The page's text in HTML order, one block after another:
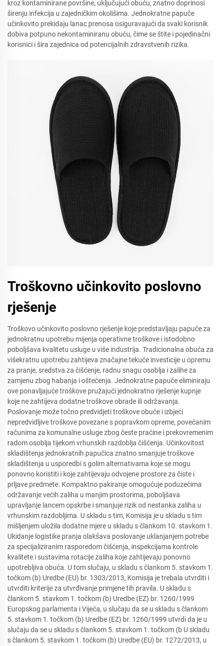
kroz kontaminirane površine, uključujući obuću, znatno doprinosi
širenju infekcija u zajedničkim okolišima. Jednokratne papuče
učinkovito prekidaju lanac prenosa osiguravajući da svaki korisnik
dobiva potpuno nekontaminiranu obuću, čime se štite i pojedinačni
korisnici i šira zajednica od potencijalnih zdravstvenih rizika.
Troškovno učinkovito poslovno
rješenje
Troškovo učinkovito poslovno rješenje koje predstavljaju papuče za
jednokratnu upotrebu mijenja operativne troškove i istodobno
poboljšava kvalitetu usluge u više industrija. Tradicionalna obuća za
višekratnu upotrebu zahtijeva značajne tekuće investicije u opremu
za pranje, sredstva za čišćenje, radnu snagu osoblja i zalihe za
zamjenu zbog habanja i oštećenja. Jednokratne papuče eliminiraju
ove ponavljajuće troškove pružajući jednokratno rješenje kupnje
koje ne zahtijeva dodatne troškove obrade ili održavanja.
Poslovanje može točno predvidjeti troškove obuće i izbjeći
nepredvidljive troškove povezane s popravkom opreme, povećanim
računima za komunalne usluge zbog česte praćine i prekovremenim
radom osoblja tijekom vrhunskih razdoblja čišćenja. Učinkovitost
skladištenja jednokratnih papučica znatno smanjuje troškove
skladištenja u usporedbi s golim alternativama koje se mogu
ponovno koristiti i koje zahtijevaju odvojene prostore za čiste i
prljave predmete. Kompaktno pakiranje omogućuje poduzećima
održavanje većih zaliha u manjim prostorima, poboljšava
upravljanje lancem opskrbe i smanjuje rizik od nestanka zaliha u
vrhunskim razdobljima. U skladu s tim, Komisija je u skladu s tim
mišljenjem uložila dodatne mjere u skladu s člankom 10. stavkom 1.
Ukidanje logistike pranja olakšava poslovanje uklanjanjem potrebe
za specijaliziranim rasporedom čišćenja, inspekcijama kontrole
kvalitete i sustavima rotacije zaliha koje zahtijevaju ponovno
upotrebljiva obuća. U tom slučaju, u skladu s člankom 5. stavkom 1.
točkom (b) Uredbe (EU) br. 1303/2013, Komisija je trebala utvrditi i
utvrditi kriterije za utvrđivanje primjene tih pravila. U skladu s
člankom 5. stavkom 1. točkom (b) Uredbe (EZ) br. 1260/1999
Europskog parlamenta i Vijeća, u slučaju da se u skladu s člankom
5. stavkom 1. točkom (b) Uredbe (EZ) br. 1260/1999 utvrdi da je u
slučaju da se u skladu s člankom 5. stavkom 1. točkom (b U skladu
s člankom 5. stavkom 1. točkom (b) Uredbe (EU) br. 1272/2013, u